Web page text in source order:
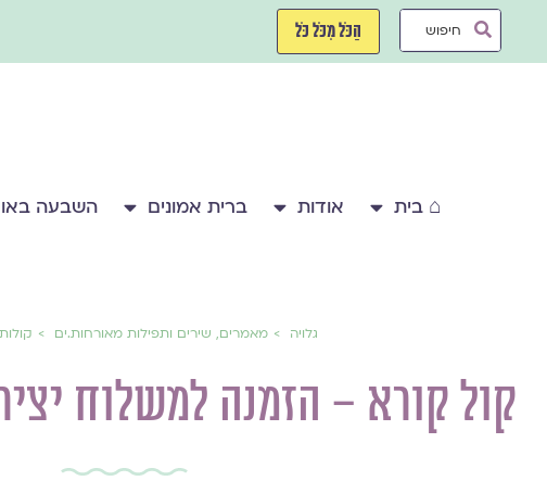
Search
הַכֹּל מִכֹּל כֹּל
⌂ בית אודות ברית אמונים השבעה
גלויה מאמרים, שירים ותפילות מאורחות.ים
קול קורא – הזמנה למשלוח